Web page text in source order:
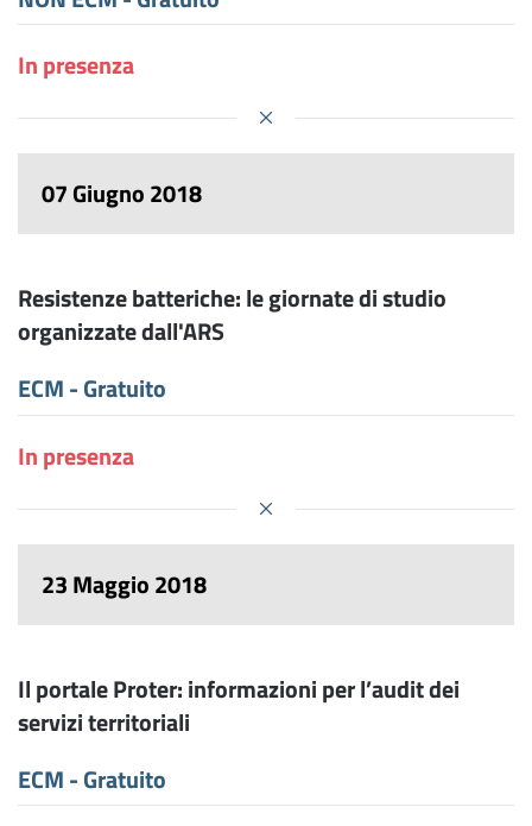
In presenza
07 Giugno 2018
Resistenze batteriche: le giornate di studio
organizzate dall'ARS
ECM - Gratuito
In presenza
23 Maggio 2018
Il portale Proter: informazioni per l’audit dei
servizi territoriali
ECM - Gratuito